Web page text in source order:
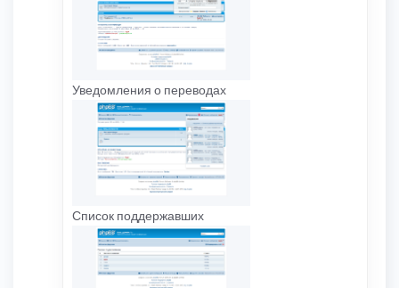
Уведомления о переводах
Список поддержавших